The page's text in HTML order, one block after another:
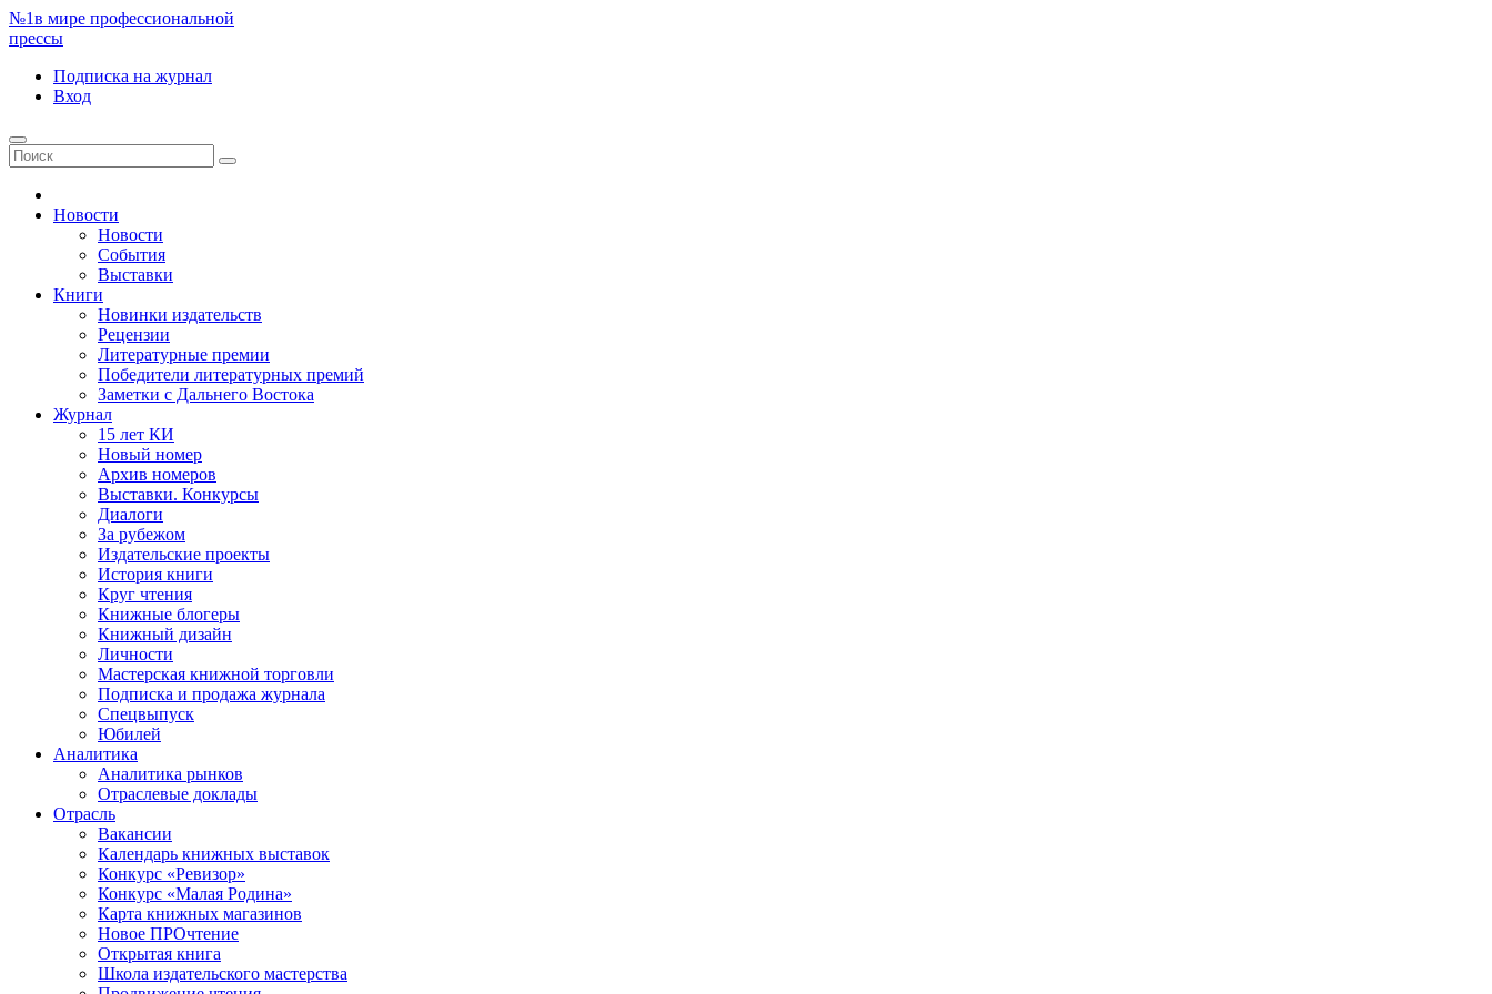
№1в мире профессиональной
прессы
Подписка на журнал
Вход
Новости
Новости
События
Выставки
Книги
Новинки издательств
Рецензии
Литературные премии
Победители литературных премий
Заметки с Дальнего Востока
Журнал
15 лет КИ
Новый номер
Архив номеров
Выставки. Конкурсы
Диалоги
За рубежом
Издательские проекты
История книги
Круг чтения
Книжные блогеры
Книжный дизайн
Личности
Мастерская книжной торговли
Подписка и продажа журнала
Спецвыпуск
Юбилей
Аналитика
Аналитика рынков
Отраслевые доклады
Отрасль
Вакансии
Календарь книжных выставок
Конкурс «Ревизор»
Конкурс «Малая Родина»
Карта книжных магазинов
Новое ПРОчтение
Открытая книга
Школа издательского мастерства